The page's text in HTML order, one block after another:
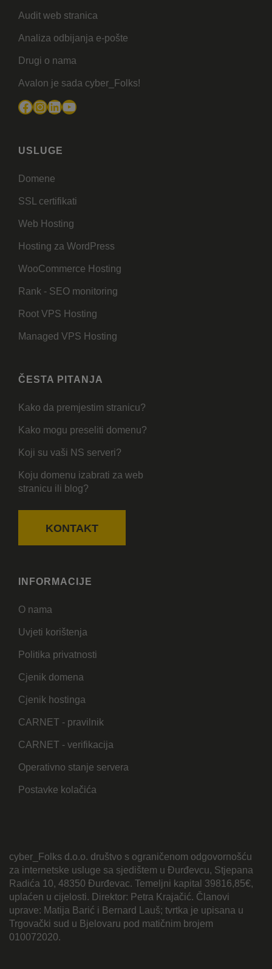
Audit web stranica
Analiza odbijanja e-pošte
Drugi o nama
Avalon je sada cyber_Folks!
Facebook
Instagram
LinkedIn
YouTube
USLUGE
Domene
SSL certifikati
Web Hosting
Hosting za WordPress
WooCommerce Hosting
Rank - SEO monitoring
Root VPS Hosting
Managed VPS Hosting
ČESTA PITANJA
Kako da premjestim stranicu?
Kako mogu preseliti domenu?
Koji su vaši NS serveri?
Koju domenu izabrati za web
stranicu ili blog?
KONTAKT
INFORMACIJE
O nama
Uvjeti korištenja
Politika privatnosti
Cjenik domena
Cjenik hostinga
CARNET - pravilnik
CARNET - verifikacija
Operativno stanje servera
Postavke kolačića
cyber_Folks d.o.o. društvo s ograničenom odgovornošću
za internetske usluge sa sjedištem u Đurđevcu, Stjepana
Radića 10, 48350 Đurđevac. Temeljni kapital 39816,85€,
uplaćen u cijelosti. Direktor: Petra Krajačić. Članovi
uprave: Matija Barić i Bernard Lauš; tvrtka je upisana u
Trgovački sud u Bjelovaru pod matičnim brojem
010072020.